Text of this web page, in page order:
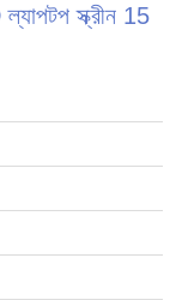
স্ক্রীন 15